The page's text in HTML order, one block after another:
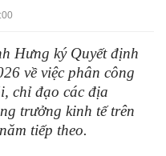
Hưng ký Quyết định
về việc phân công
chỉ đạo các địa
trưởng kinh tế trên
tiếp theo.